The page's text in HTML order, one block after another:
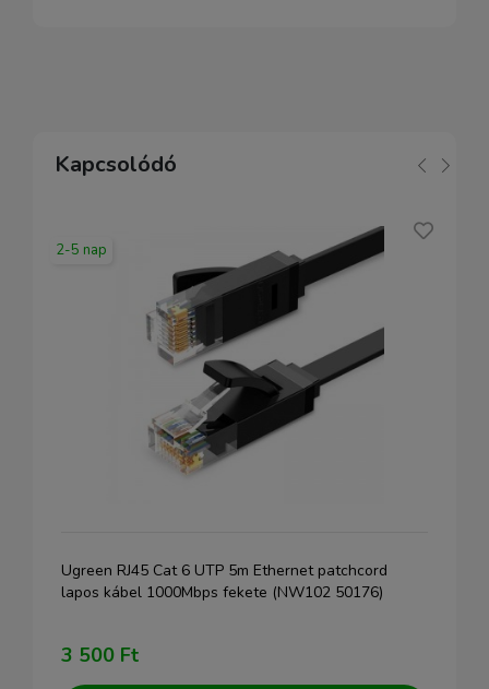
Kapcsolódó
2-5 nap
Ugreen RJ45 Cat 6 UTP 5m Ethernet patchcord
lapos kábel 1000Mbps fekete (NW102 50176)
3 500 Ft